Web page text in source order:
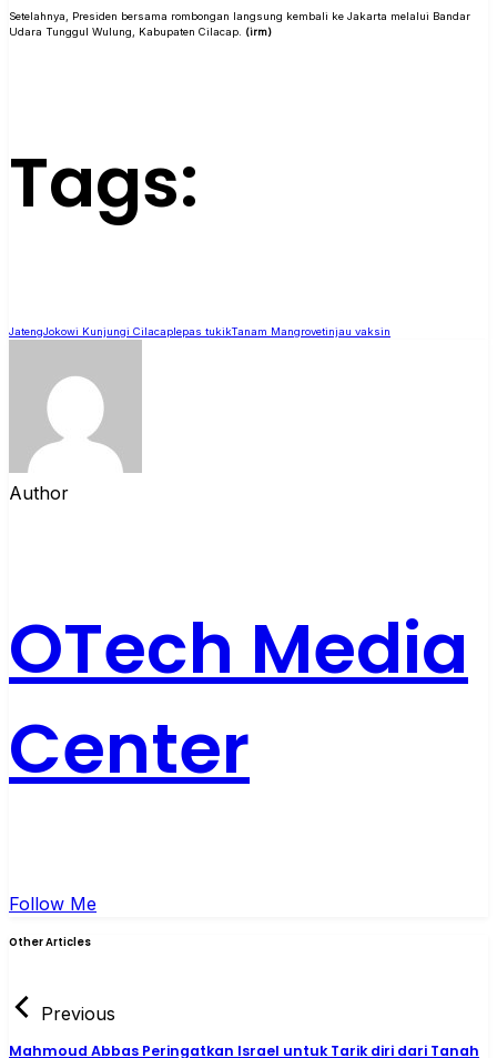
Setelahnya, Presiden bersama rombongan langsung kembali ke Jakarta melalui Bandar
Udara Tunggul Wulung, Kabupaten Cilacap. (irm)
Tags:
JatengJokowi Kunjungi Cilacaplepas tukikTanam Mangrovetinjau vaksin
Author
OTech Media
Center
Follow Me
Other Articles
Previous
Mahmoud Abbas Peringatkan Israel untuk Tarik diri dari Tanah